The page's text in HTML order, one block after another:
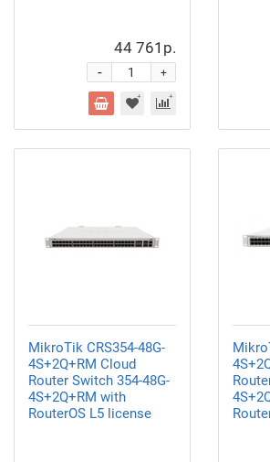
44 761р.
+
-
MikroTik CRS354-48G-
4S+2Q+RM Cloud
Router Switch 354-48G-
4S+2Q+RM with
RouterOS L5 license